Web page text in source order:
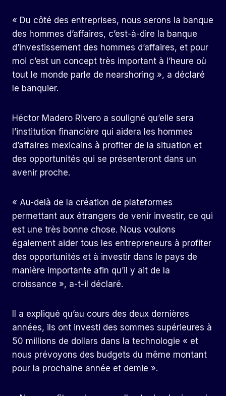
« Du côté des entreprises, nous serons la banque
des hommes d’affaires, c’est-à-dire la banque
d’investissement des hommes d’affaires, et pour
moi c’est un concept très important à l’heure où
tout le monde parle de nearshoring », a déclaré
le banquier.
Héctor Madero Rivero a souligné qu’elle sera
l’institution financière qui aidera les hommes
d’affaires mexicains à profiter de la situation et
des opportunités qui se présenteront dans un
avenir proche.
« Au-delà de la création de plateformes
permettant aux étrangers de venir investir, ce qui
est une très bonne chose. Nous voulons
également aider tous les entrepreneurs à profiter
des opportunités et à investir dans le pays de
manière importante afin qu’il y ait de la
croissance », a-t-il déclaré.
Il a expliqué qu’au cours des deux dernières
années, ils ont investi des sommes supérieures à
50 millions de dollars dans la technologie « et
nous prévoyons des budgets du même montant
pour la prochaine année et demie ».